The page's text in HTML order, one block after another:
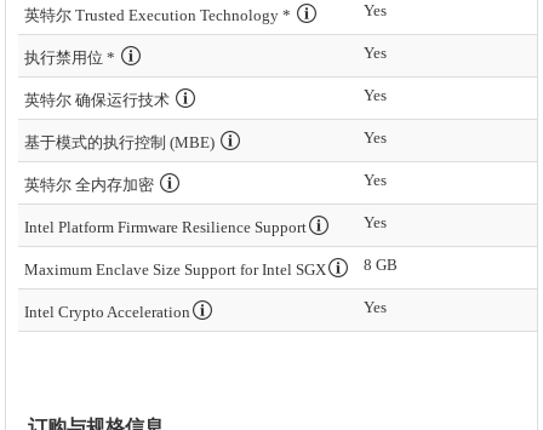
英特尔 Trusted Execution Technology * Yes
执行禁用位 * Yes
英特尔 确保运行技术 Yes
基于模式的执行控制 (MBE) Yes
英特尔 全内存加密 Yes
Intel Platform Firmware Resilience Support Yes
Maximum Enclave Size Support for Intel SGX 8 GB
Intel Crypto Acceleration Yes